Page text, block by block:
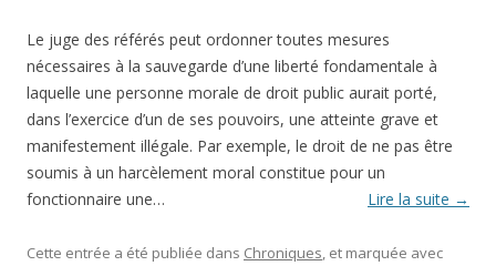
Le juge des référés peut ordonner toutes mesures
nécessaires à la sauvegarde d’une liberté fondamentale à
laquelle une personne morale de droit public aurait porté,
dans l’exercice d’un de ses pouvoirs, une atteinte grave et
manifestement illégale. Par exemple, le droit de ne pas être
soumis à un harcèlement moral constitue pour un
fonctionnaire une…
Lire la suite →
Cette entrée a été publiée dans Chroniques, et marquée avec